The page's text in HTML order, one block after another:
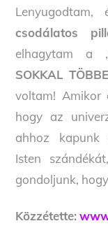
Lenyugodtam,
csodálatos
elhagytam a
SOKKAL
voltam! Amikor
hogy az
ahhoz kapunk
Isten
gondoljunk,
Közzétette: